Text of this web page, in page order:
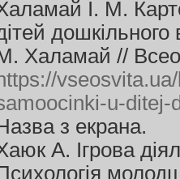
І. М.
Халамай //
u-ditej-
з екрана.
А. Ігрова